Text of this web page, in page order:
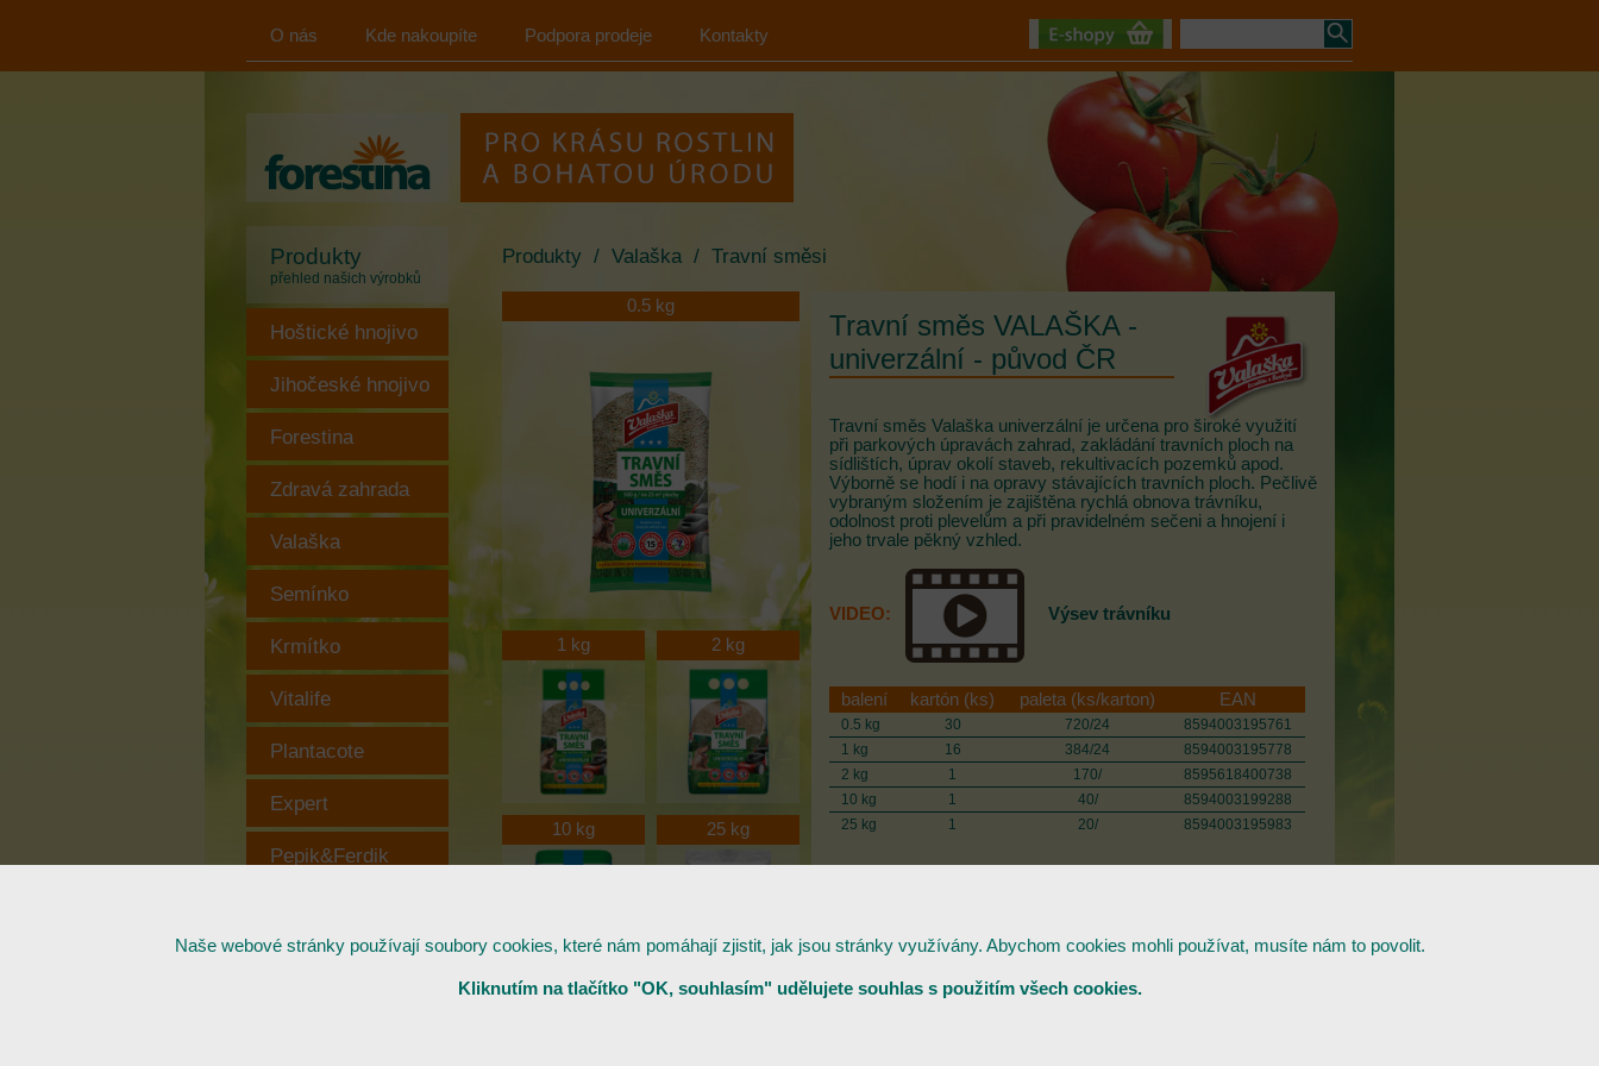
O nás Kde nakoupíte Podpora prodeje Kontakty
s.r.o.
Produkty
přehled našich výrobků
Hoštické hnojivo
Jihočeské hnojivo
Forestina
Zdravá zahrada
Valaška
Semínko
Krmítko
Vitalife
Plantacote
Expert
Pepik&Ferdik
Praktické oblečení
Produkty / Valaška / Travní směsi
0.5 kg
1 kg 2 kg
10 kg 25 kg
Travní směs VALAŠKA -
univerzální - původ ČR
Travní směs Valaška univerzální je určena pro široké využití
při parkových úpravách zahrad, zakládání travních ploch na
sídlištích, úprav okolí staveb, rekultivacích pozemků apod.
Výborně se hodí i na opravy stávajících travních ploch. Pečlivě
vybraným složením je zajištěna rychlá obnova trávníku,
odolnost proti plevelům a při pravidelném sečeni a hnojení i
jeho trvale pěkný vzhled.
VIDEO: Výsev trávníku
balení kartón (ks) paleta (ks/karton) EAN
0.5 kg 30 720/24
8594003195761
1 kg
16 384/24
8594003195778
2 kg
1 170/
8595618400738
10 kg
1 40/
8594003199288
25 kg
1 20/ 8594003195983
Naše webové stránky používají soubory cookies, které nám pomáhají zjistit, jak jsou stránky využívány. Abychom cookies mohli používat, musíte nám to povolit.
Kliknutím na tlačítko "OK, souhlasím" udělujete souhlas s použitím všech cookies.